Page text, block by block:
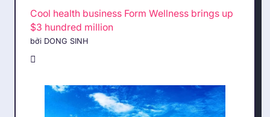
Cool health business Form Wellness brings up
$3 hundred million
bởi DONG SINH